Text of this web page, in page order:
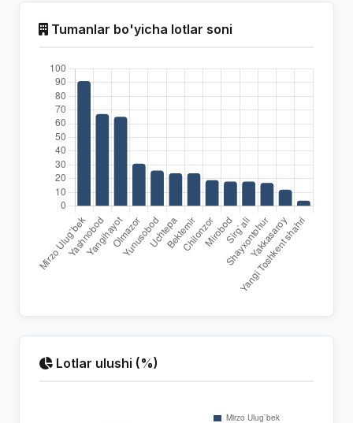
Tumanlar bo'yicha lotlar soni
Lotlar ulushi (%)